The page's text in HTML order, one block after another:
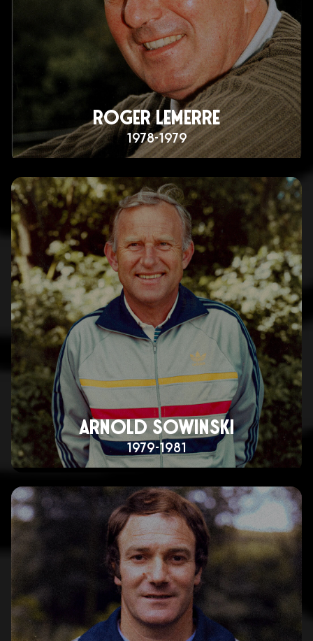
ROGER LEMERRE
1978-1979
ARNOLD SOWINSKI
1979-1981